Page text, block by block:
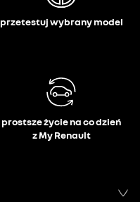
przetestuj wybrany model
prostsze życie na co dzień
z My Renault